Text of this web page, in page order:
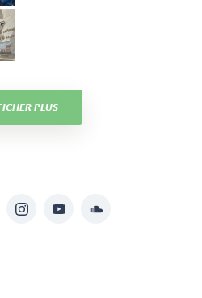
PLUS
InstagramYouTubeSoundcloud